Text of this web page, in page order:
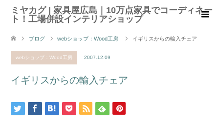
ミヤカグ | 家具屋広島｜10万点家具でコーディネー
ト！工場併設インテリアショップ
ブログ webショップ：Wood工房 イギリスからの輸入チェア
webショップ：Wood工房 2007.12.09
イギリスからの輸入チェア